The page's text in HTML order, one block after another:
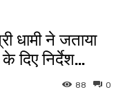
धामी ने जताया
दिए निर्देश…
0
88